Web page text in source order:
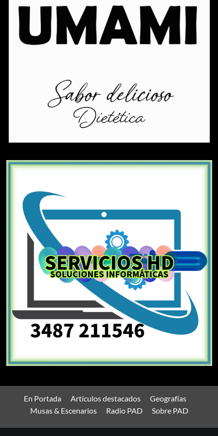
En Portada Artículos destacados
Geografías
Musas & Escenarios
Radio PAD Sobre PAD